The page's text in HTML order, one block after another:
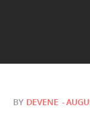
BY DEVENE Posted